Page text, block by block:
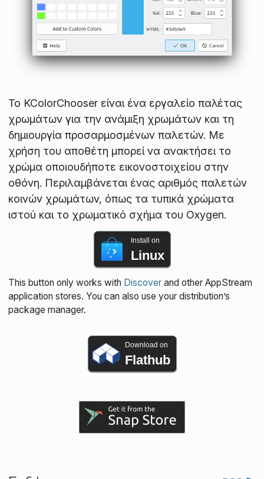
Το KColorChooser είναι ένα εργαλείο παλέτας
χρωμάτων για την ανάμιξη χρωμάτων και τη
δημιουργία προσαρμοσμένων παλετών. Με
χρήση του αποθέτη μπορεί να ανακτήσει το
χρώμα οποιουδήποτε εικονοστοιχείου στην
οθόνη. Περιλαμβάνεται ένας αριθμός παλετών
κοινών χρωμάτων, όπως τα τυπικά χρώματα
ιστού και το χρωματικό σχήμα του Oxygen.
Install on
Linux
This button only works with Discoverand other AppStream
application stores. You can also use your distribution’s
package manager.
Download on
Flathub